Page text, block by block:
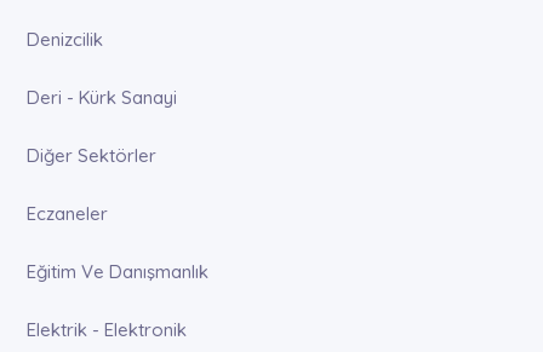
Denizcilik
Deri - Kürk Sanayi
Diğer Sektörler
Eczaneler
Eğitim Ve Danışmanlık
Elektrik - Elektronik